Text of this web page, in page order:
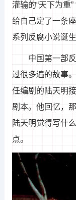
灌输的“天下为重
给自己定了一条
系列反腐小说诞生
中国第一部
过很多遍的故事
任编剧的陆天明
剧本。他回忆，
陆天明觉得写什
点。